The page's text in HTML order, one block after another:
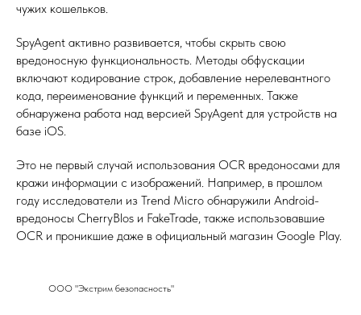
чужих кошельков.
SpyAgent активно развивается, чтобы скрыть свою
вредоносную функциональность. Методы обфускации
включают кодирование строк, добавление нерелевантного
кода, переименование функций и переменных. Также
обнаружена работа над версией SpyAgent для устройств на
базе iOS.
Это не первый случай использования OCR вредоносами для
кражи информации с изображений. Например, в прошлом
году исследователи из Trend Micro обнаружили Android-
вредоносы CherryBlos и FakeTrade, также использовавшие
OCR и проникшие даже в официальный магазин Google Play.
ООО "Экстрим безопасность"